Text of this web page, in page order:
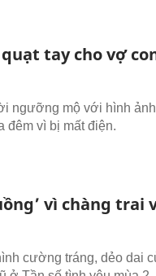
tay cho vợ
ngưỡng mộ với hình
đêm vì bị mất điện.
vì chàng trai
cường tráng, dẻo dai